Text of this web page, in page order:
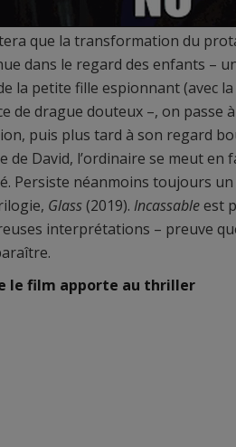
que la transformation du
dans le regard des enfants –
la petite fille espionnant (avec
de drague douteux –, on passe
puis plus tard à son regard
de David, l’ordinaire se meut
Persiste néanmoins toujours
Glass(2019). Incassableest
interprétations – preuve
le film apporte au thriller